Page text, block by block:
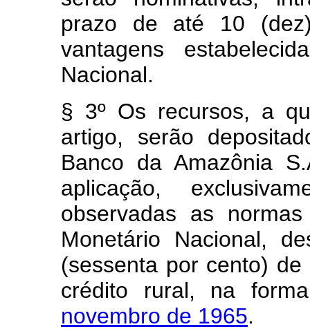
prazo de até 10
vantagens
Nacional.
§ 3º Os recursos, a
artigo, serão
Banco da Amazônia
aplicação,
observadas as
Monetário Nacional,
(sessenta por cento)
crédito rural, na
novembro de 1965.